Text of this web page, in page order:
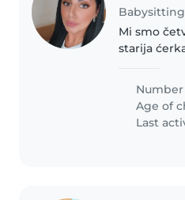
Mi smo
starija
potrebna
8h do 16h.
dadilju
Number
Age of
Last